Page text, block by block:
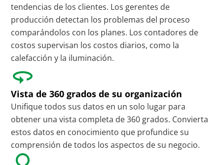
tendencias de los clientes. Los gerentes de
producción detectan los problemas del proceso
comparándolos con los planes. Los contadores de
costos supervisan los costos diarios, como la
calefacción y la iluminación.
Vista de 360 grados de su organización
Unifique todos sus datos en un solo lugar para
obtener una vista completa de 360 grados. Convierta
estos datos en conocimiento que profundice su
comprensión de todos los aspectos de su negocio.